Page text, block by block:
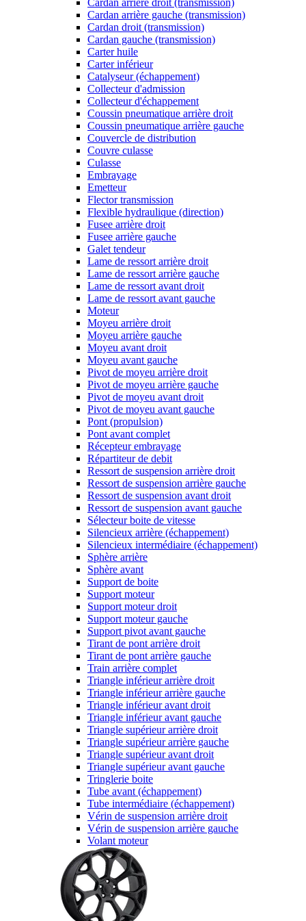
Cardan arrière droit (transmission)
Cardan arrière gauche (transmission)
Cardan droit (transmission)
Cardan gauche (transmission)
Carter huile
Carter inférieur
Catalyseur (échappement)
Collecteur d'admission
Collecteur d'échappement
Coussin pneumatique arrière droit
Coussin pneumatique arrière gauche
Couvercle de distribution
Couvre culasse
Culasse
Embrayage
Emetteur
Flector transmission
Flexible hydraulique (direction)
Fusee arrière droit
Fusee arrière gauche
Galet tendeur
Lame de ressort arrière droit
Lame de ressort arrière gauche
Lame de ressort avant droit
Lame de ressort avant gauche
Moteur
Moyeu arrière droit
Moyeu arrière gauche
Moyeu avant droit
Moyeu avant gauche
Pivot de moyeu arrière droit
Pivot de moyeu arrière gauche
Pivot de moyeu avant droit
Pivot de moyeu avant gauche
Pont (propulsion)
Pont avant complet
Récepteur embrayage
Répartiteur de debit
Ressort de suspension arrière droit
Ressort de suspension arrière gauche
Ressort de suspension avant droit
Ressort de suspension avant gauche
Sélecteur boite de vitesse
Silencieux arrière (échappement)
Silencieux intermédiaire (échappement)
Sphère arrière
Sphère avant
Support de boite
Support moteur
Support moteur droit
Support moteur gauche
Support pivot avant gauche
Tirant de pont arrière droit
Tirant de pont arrière gauche
Train arrière complet
Triangle inférieur arrière droit
Triangle inférieur arrière gauche
Triangle inférieur avant droit
Triangle inférieur avant gauche
Triangle supérieur arrière droit
Triangle supérieur arrière gauche
Triangle supérieur avant droit
Triangle supérieur avant gauche
Tringlerie boite
Tube avant (échappement)
Tube intermédiaire (échappement)
Vérin de suspension arrière droit
Vérin de suspension arrière gauche
Volant moteur